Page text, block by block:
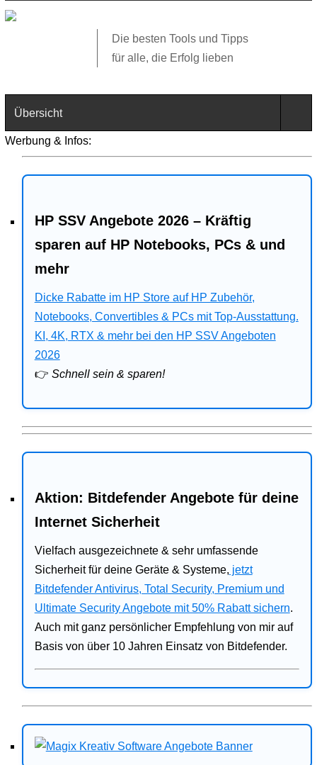
Die besten Tools und Tipps
für alle, die Erfolg lieben
Übersicht
Technik
Web
Business
Angebote
Bitdefender
Ratgeber
Werbung & Infos:
HP SSV Angebote 2026 – Kräftig
sparen auf HP Notebooks, PCs & und
mehr
Dicke Rabatte im HP Store auf HP Zubehör,
Notebooks, Convertibles & PCs mit Top-Ausstattung.
KI, 4K, RTX & mehr bei den HP SSV Angeboten
2026
👉 Schnell sein & sparen!
Aktion: Bitdefender Angebote für deine
Internet Sicherheit
Vielfach ausgezeichnete & sehr umfassende
Sicherheit für deine Geräte & Systeme, jetzt
Bitdefender Antivirus, Total Security, Premium und
Ultimate Security Angebote mit 50% Rabatt sichern.
Auch mit ganz persönlicher Empfehlung von mir auf
Basis von über 10 Jahren Einsatz von Bitdefender.